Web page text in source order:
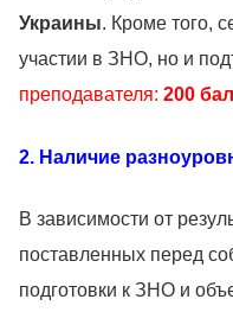
Украины. Кроме того,
участии в ЗНО, но и
преподавателя: 200
2. Наличие
В зависимости от
поставленных перед
подготовки к ЗНО и